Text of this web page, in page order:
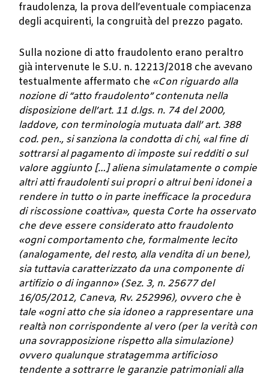
fraudolenza, la prova dell’eventuale compiacenza
degli acquirenti, la congruità del prezzo pagato.
Sulla nozione di atto fraudolento erano peraltro
già intervenute le S.U. n. 12213/2018 che avevano
testualmente affermato che «Con riguardo alla
nozione di “atto fraudolento” contenuta nella
disposizione dell’art. 11 d.lgs. n. 74 del 2000,
laddove, con terminologia mutuata dall’ art. 388
cod. pen., si sanziona la condotta di chi, «al fine di
sottrarsi al pagamento di imposte sui redditi o sul
valore aggiunto […] aliena simulatamente o compie
altri atti fraudolenti sui propri o altrui beni idonei a
rendere in tutto o in parte inefficace la procedura
di riscossione coattiva», questa Corte ha osservato
che deve essere considerato atto fraudolento
«ogni comportamento che, formalmente lecito
(analogamente, del resto, alla vendita di un bene),
sia tuttavia caratterizzato da una componente di
artifizio o di inganno» (Sez. 3, n. 25677 del
16/05/2012, Caneva, Rv. 252996), ovvero che è
tale «ogni atto che sia idoneo a rappresentare una
realtà non corrispondente al vero (per la verità con
una sovrapposizione rispetto alla simulazione)
ovvero qualunque stratagemma artificioso
tendente a sottrarre le garanzie patrimoniali alla